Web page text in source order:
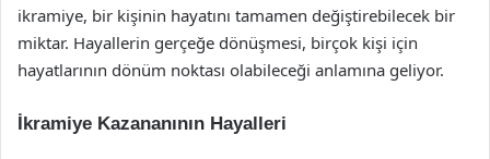
ikramiye, bir kişinin hayatını tamamen değiştirebilecek bir
miktar. Hayallerin gerçeğe dönüşmesi, birçok kişi için
hayatlarının dönüm noktası olabileceği anlamına geliyor.
İkramiye Kazananının Hayalleri